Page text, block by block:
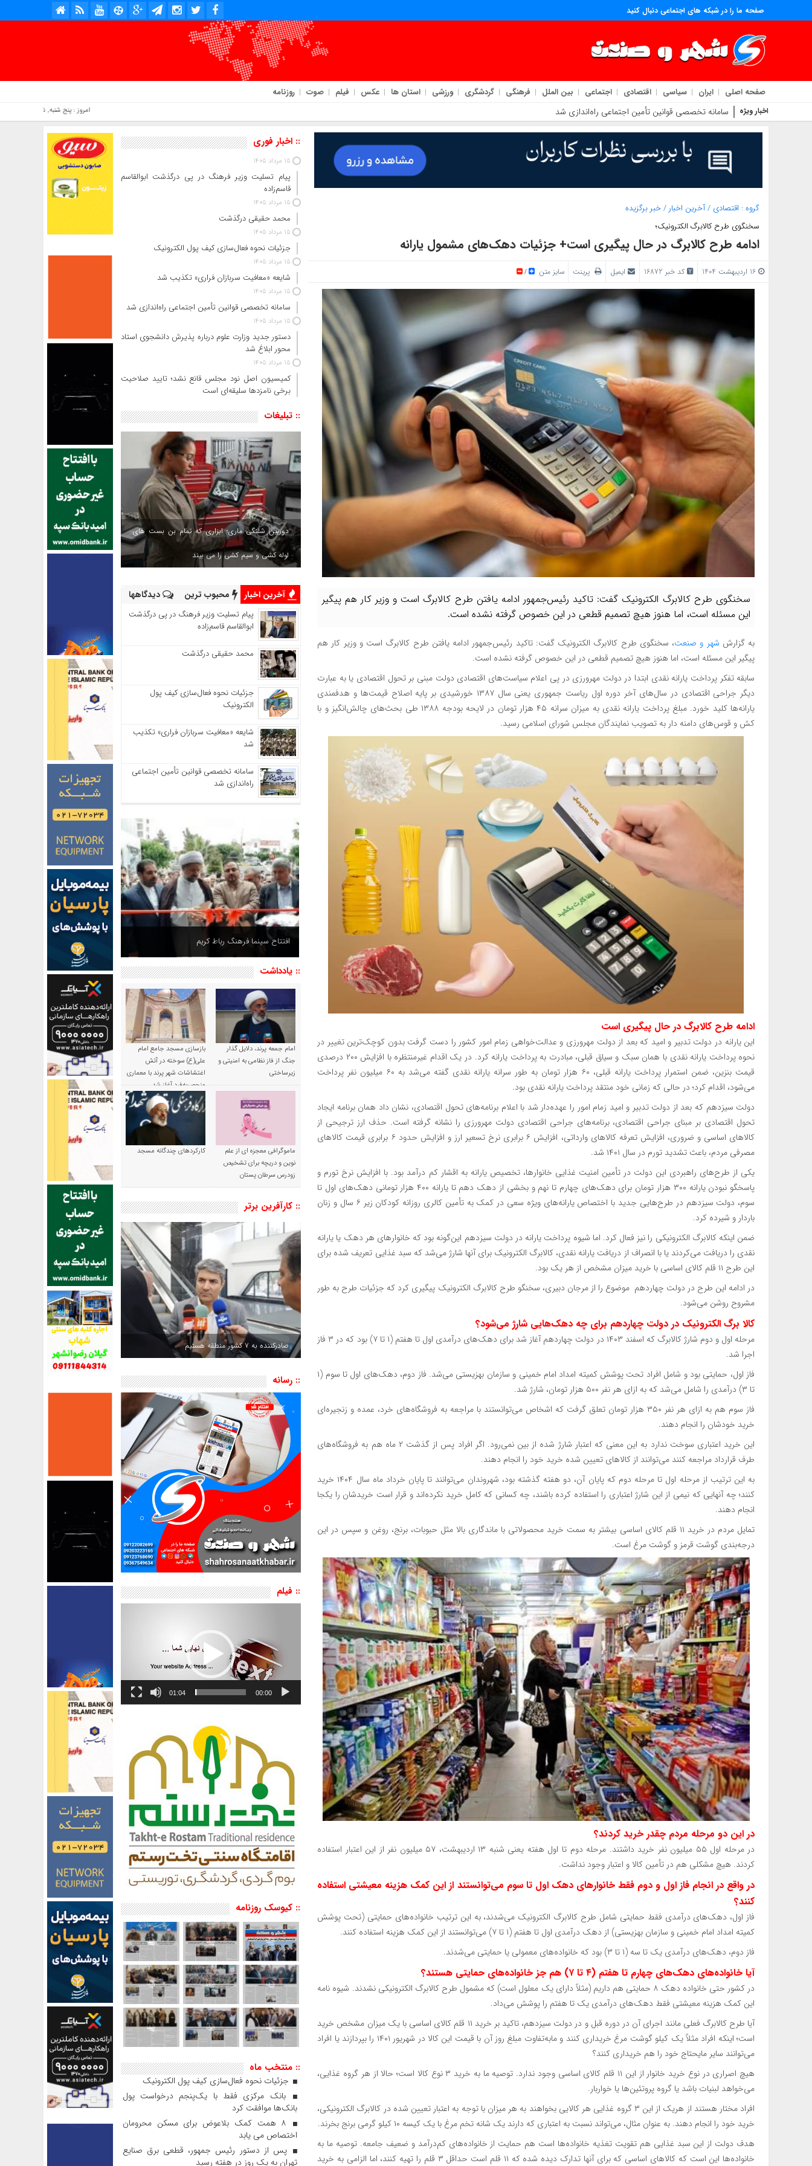
صفحه ما را در شبکه های اجتماعی دنبال کنید
صفحه اصلی ایران سیاسی اقتصادی اجتماعی بین الملل فرهنگی گردشگری ورزشی استان ها عکس فیلم صوت روزنامه
اخبار ویژه دستور جدید وزارت علوم درباره پذیرش دانشجوی استاد م امروز : پنج شنبه, ۱۵ مرداد , ۱۴۰۵ .::. برابر با : Thursday, 6 August , 2026 .::. اخبار منتشر شده : 7 خبر
گروه : اقتصادی /آخرین اخبار /خبر برگزیده
سخنگوی طرح کالابرگ الکترونیک؛
ادامه طرح کالابرگ در حال پیگیری است+ جزئیات دهک‌های مشمول یارانه
کد خبر 16872 ایمیل پرینت سایز متن /
سخنگوی طرح کالابرگ الکترونیک گفت: تاکید رئیس‌جمهور ادامه یافتن طرح کالابرگ است و وزیر کار هم پیگیر
این مسئله است، اما هنوز هیچ تصمیم قطعی در این خصوص گرفته نشده است.
به گزارش شهر و صنعت، سخنگوی طرح کالابرگ الکترونیک گفت: تاکید رئیس‌جمهور ادامه یافتن طرح کالابرگ است و وزیر کار هم
پیگیر این مسئله است، اما هنوز هیچ تصمیم قطعی در این خصوص گرفته نشده است.
سابقه تفکر پرداخت یارانه نقدی ابتدا در دولت مهرورزی در پی اعلام سیاست‌های اقتصادی دولت مبنی بر تحول اقتصادی یا به عبارت
دیگر جراحی اقتصادی در سال‌های آخر دوره اول ریاست جمهوری یعنی سال ۱۳۸۷ خورشیدی بر پایه اصلاح قیمت‌ها و هدفمندی
یارانه‌ها کلید خورد. مبلغ پرداخت یارانه نقدی به میزان سرانه ۴۵ هزار تومان در لایحه بودجه ۱۳۸۸ طی بحث‌های چالش‌انگیز و با
کش و قوس‌های دامنه دار به تصویب نمایندگان مجلس شورای اسلامی رسید.
ادامه طرح کالابرگ در حال پیگیری است
این یارانه در دولت تدبیر و امید که بعد از دولت مهرورزی و عدالت‌خواهی زمام امور کشور را دست گرفت بدون کوچک‌ترین تغییر در
نحوه پرداخت یارانه نقدی با همان سبک و سیاق قبلی، مبادرت به پرداخت یارانه کرد. در یک اقدام غیرمنتظره با افزایش ۲۰۰ درصدی
قیمت بنزین، ضمن استمرار پرداخت یارانه قبلی، ۶۰ هزار تومان به طور سرانه یارانه نقدی گفته می‌شد به ۶۰ میلیون نفر پرداخت
می‌شود، اقدام کرد؛ در حالی که زمانی خود منتقد پرداخت یارانه نقدی بود.
دولت سیزدهم که بعد از دولت تدبیر و امید زمام امور را عهده‌دار شد با اعلام برنامه‌های تحول اقتصادی، نشان داد همان برنامه ایجاد
تحول اقتصادی بر مبنای جراحی اقتصادی، برنامه‌های جراحی اقتصادی دولت مهرورزی را نشانه گرفته است. حذف ارز ترجیحی از
کالاهای اساسی و ضروری، افزایش تعرفه کالاهای وارداتی، افزایش ۶ برابری نرخ تسعیر ارز و افزایش حدود ۶ برابری قیمت کالاهای
مصرفی مردم، باعث تشدید تورم در سال ۱۴۰۱ شد.
یکی از طرح‌های راهبردی این دولت در تأمین امنیت غذایی خانوارها، تخصیص یارانه به اقشار کم درآمد بود. با افزایش نرخ تورم و
پاسخگو نبودن یارانه ۳۰۰ هزار تومان برای دهک‌های چهارم تا نهم و بخشی از دهک دهم تا یارانه ۴۰۰ هزار تومانی دهک‌های اول تا
سوم، دولت سیزدهم در طرح‌هایی جدید با اختصاص یارانه‌های ویژه سعی در کمک به تأمین کالری روزانه کودکان زیر ۶ سال و زنان
باردار و شیرده کرد.
ضمن اینکه کالابرگ الکترونیکی را نیز فعال کرد. اما شیوه پرداخت یارانه در دولت سیزدهم این‌گونه بود که خانوارهای هر دهک یا یارانه
نقدی را دریافت می‌کردند یا با انصراف از دریافت یارانه نقدی، کالابرگ الکترونیک برای آنها شارژ می‌شد که سبد غذایی تعریف شده برای
این طرح ۱۱ قلم کالای اساسی با خرید میزان مشخص از هر یک بود.
در ادامه این طرح در دولت چهاردهم موضوع را از مرجان دبیری، سخنگو طرح کالابرگ الکترونیک پیگیری کرد که جزئیات طرح به طور
مشروح روشن می‌شود.
کالا برگ الکترونیک در دولت چهاردهم برای چه دهک‌هایی شارژ می‌شود؟
مرحله اول و دوم شارژ کالابرگ که اسفند ۱۴۰۳ در دولت چهاردهم آغاز شد برای دهک‌های درآمدی اول تا هفتم (۱ تا ۷) بود که در ۳ فاز
اجرا شد.
فاز اول، حمایتی بود و شامل افراد تحت پوشش کمیته امداد امام خمینی و سازمان بهزیستی می‌شد. فاز دوم، دهک‌های اول تا سوم (۱
تا ۳) درآمدی را شامل می‌شد که به ازای هر نفر ۵۰۰ هزار تومان، شارژ شد.
فاز سوم هم به ازای هر نفر ۳۵۰ هزار تومان تعلق گرفت که اشخاص می‌توانستند با مراجعه به فروشگاه‌های خرد، عمده و زنجیره‌ای
خرید خودشان را انجام دهند.
این خرید اعتباری سوخت ندارد به این معنی که اعتبار شارژ شده از بین نمی‌رود. اگر افراد پس از گذشت ۲ ماه هم به فروشگاه‌های
طرف قرارداد مراجعه کنند می‌توانند از کالاهای تعیین شده خرید خود را انجام دهند.
به این ترتیب از مرحله اول تا مرحله دوم که پایان آن، دو هفته گذشته بود، شهروندان می‌توانند تا پایان خرداد ماه سال ۱۴۰۴ خرید
کنند؛ چه آنهایی که نیمی از این شارژ اعتباری را استفاده کرده باشند، چه کسانی که کامل خرید نکرده‌اند و قرار است خریدشان را یکجا
انجام دهند.
تمایل مردم در خرید ۱۱ قلم کالای اساسی بیشتر به سمت خرید محصولاتی با ماندگاری بالا مثل حبوبات، برنج، روغن و سپس در این
درجه‌بندی گوشت قرمز و گوشت مرغ است.
در این دو مرحله مردم چقدر خرید کردند؟
در مرحله اول ۵۵ میلیون نفر خرید داشتند. مرحله دوم تا اول هفته یعنی شنبه ۱۳ اردیبهشت، ۵۷ میلیون نفر از این اعتبار استفاده
کردند. هیچ مشکلی هم در تأمین کالا و اعتبار وجود نداشت.
در واقع در انجام فاز اول و دوم فقط خانوارهای دهک اول تا سوم می‌توانستند از این کمک هزینه معیشتی استفاده
کنند؟
فاز اول، دهک‌های درآمدی فقط حمایتی شامل طرح کالابرگ الکترونیک می‌شدند، به این ترتیب خانواده‌های حمایتی (تحت پوشش
کمیته امداد امام خمینی و سازمان بهزیستی) از دهک درآمدی اول تا هفتم (۱ تا ۷) می‌توانستند از این کمک هزینه استفاده کنند.
فاز دوم، دهک‌های درآمدی یک تا سه (۱ تا ۳) بود که خانواده‌های معمولی یا حمایتی می‌شدند.
آیا خانواده‌های دهک‌های چهارم تا هفتم (۴ تا ۷) هم جز خانواده‌های حمایتی هستند؟
در کشور حتی خانواده دهک ۸ حمایتی هم داریم (مثلاً دارای یک معلول است) که مشمول طرح کالابرگ الکترونیکی نشدند. شیوه نامه
این کمک هزینه معیشتی فقط دهک‌های درآمدی یک تا هفتم را پوشش می‌داد.
آیا طرح کالابرگ فعلی مانند اجرای آن در دوره قبل و در دولت سیزدهم، تاکید بر خرید ۱۱ قلم کالای اساسی با یک میزان مشخص خرید
است؛ اینکه افراد مثلاً یک کیلو گوشت مرغ خریداری کنند و مابه‌تفاوت مبلغ روز آن با قیمت این کالا در شهریور ۱۴۰۱ را بپردازند یا افراد
می‌توانند سایر مایحتاج خود را هم خریداری کنند؟
هیچ اصراری در نوع خرید خانوار از این ۱۱ قلم کالای اساسی وجود ندارد. توصیه ما به خرید ۳ نوع کالا است؛ حالا از هر گروه غذایی،
می‌خواهد لبنیات باشد یا گروه پروتئین‌ها یا خواربار.
افراد مختار هستند از هریک از این ۳ گروه غذایی هر کالایی بخواهند به هر میزان با توجه به اعتبار تعیین شده در کالابرگ الکترونیکی،
خرید خود را انجام دهند. به عنوان مثال، می‌تواند نسبت به اعتباری که دارند یک شانه تخم مرغ با یک کیسه ۱۰ کیلو گرمی برنج بخرند.
هدف دولت از این سبد غذایی هم تقویت تغذیه خانواده‌ها است هم حمایت از خانواده‌های کم‌درآمد و ضعیف جامعه. توصیه ما به
خانواده‌ها این است که کالاهای اساسی که برای آنها تدارک دیده شده که ۱۱ قلم است حداقل ۳ قلم را تهیه کنند، اما الزامی به خرید
:: اخبار فوری
15 مرداد 1405
پیام تسلیت وزیر فرهنگ در پی درگذشت ابوالقاسم
قاسم‌زاده
15 مرداد 1405
محمد حقیقی درگذشت
15 مرداد 1405
جزئیات نحوه فعال‌سازی کیف پول الکترونیک
15 مرداد 1405
شایعه «معافیت سربازان فراری» تکذیب شد
15 مرداد 1405
سامانه تخصصی قوانین تأمین اجتماعی راه‌اندازی شد
15 مرداد 1405
دستور جدید وزارت علوم درباره پذیرش دانشجوی استاد
محور ابلاغ شد
15 مرداد 1405
کمیسیون اصل نود مجلس قانع نشد؛ تایید صلاحیت
برخی نامزدها سلیقه‌ای است
:: تبلیغات
دوربین شلنگی ماری؛ ابزاری که تمام بن بست های
لوله کشی و سیم کشی را می بیند
آخرین اخبار محبوب ترین دیدگاهها
پیام تسلیت وزیر فرهنگ در پی درگذشت
ابوالقاسم قاسم‌زاده
محمد حقیقی درگذشت
جزئیات نحوه فعال‌سازی کیف پول
الکترونیک
شایعه «معافیت سربازان فراری» تکذیب
شد
سامانه تخصصی قوانین تأمین اجتماعی
راه‌اندازی شد
افتتاح سینما فرهنگ رباط کریم
:: یادداشت
امام جمعه پرند، دلایل گذار
جنگ از فاز نظامی به امنیتی و
زیرساختی
بازسازی مسجد جامع امام
علی(ع) سوخته در آتش
اغتشاشات شهر پرند با معماری
منحصربه‌فرد آغاز شد
ماموگرافی معجزه ای از علم
نوین و دریچه برای تشخیص
زودرس سرطان پستان
کارکردهای چندگانه مسجد
:: کارآفرین برتر
صادرکننده به ۷ کشور منطقه هستیم
:: رسانه
:: فیلم
نمایشگر
00:00
01:04
:: کیوسک روزنامه
:: منتخب ماه
جزئیات نحوه فعال‌سازی کیف پول الکترونیک
بانک مرکزی فقط با یک‌‎پنجم درخواست پول
بانک‌ها موافقت کرد
۸ همت کمک بلاعوض برای مسکن محرومان
اختصاص می یابد
پس از دستور رئیس‌ جمهور، قطعی برق صنایع
تهران به یک روز در هفته رسید